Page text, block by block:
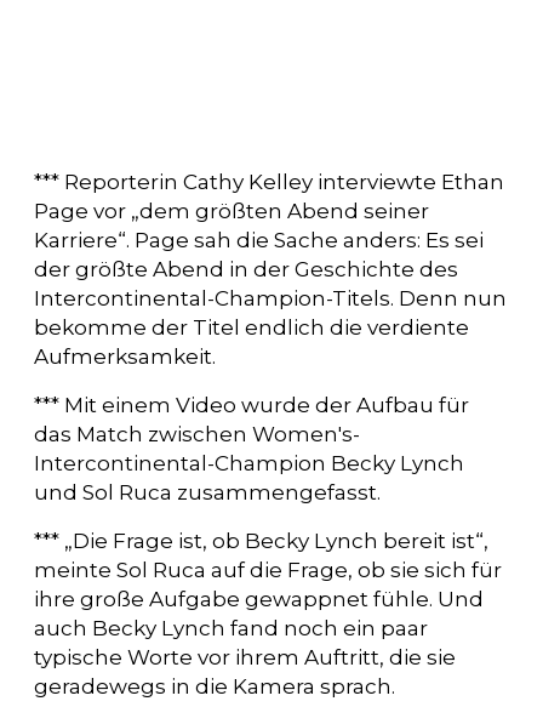
*** Reporterin Cathy Kelley interviewte Ethan
Page vor „dem größten Abend seiner
Karriere“. Page sah die Sache anders: Es sei
der größte Abend in der Geschichte des
Intercontinental-Champion-Titels. Denn nun
bekomme der Titel endlich die verdiente
Aufmerksamkeit.
*** Mit einem Video wurde der Aufbau für
das Match zwischen Women's-
Intercontinental-Champion Becky Lynch
und Sol Ruca zusammengefasst.
*** „Die Frage ist, ob Becky Lynch bereit ist“,
meinte Sol Ruca auf die Frage, ob sie sich für
ihre große Aufgabe gewappnet fühle. Und
auch Becky Lynch fand noch ein paar
typische Worte vor ihrem Auftritt, die sie
geradewegs in die Kamera sprach.